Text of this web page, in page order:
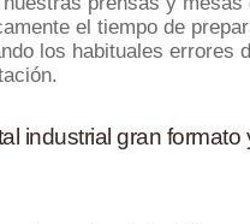
el tiempo de
los habituales errores
industrial gran formato